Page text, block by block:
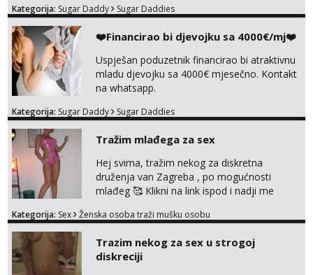
otvorena, komunikativna, zgodna i atraktivna
markodalic37@gmail.com
Kategorija: Sugar Daddy Sugar Daddies
❤️Financirao bi djevojku sa 4000€/mj❤️
Uspješan poduzetnik financirao bi atraktivnu
mladu djevojku sa 4000€ mjesečno. Kontakt
na whatsapp.
Kategorija: Sugar Daddy Sugar Daddies
Tražim mlađega za sex
Hej svima, tražim nekog za diskretna
druženja van Zagreba , po mogućnosti
mlađeg 🥰 Klikni na link ispod i nadji me
Kategorija: Sex Ženska osoba traži mušku osobu
Trazim nekog za sex u strogoj
diskreciji